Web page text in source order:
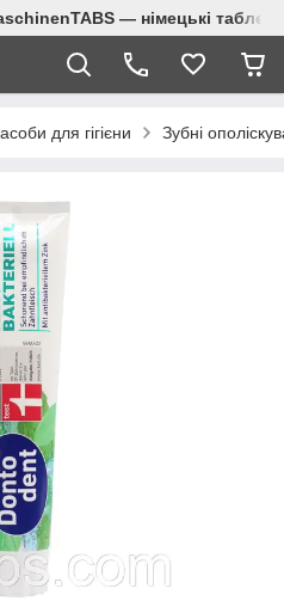
― німецькі
для гігієни Зубні